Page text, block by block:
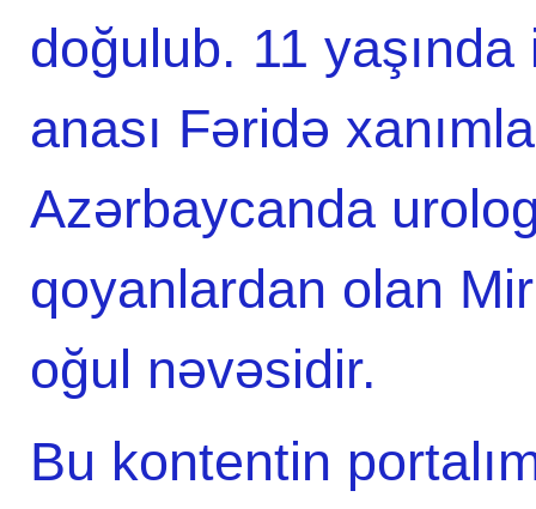
doğulub. 11
anası Fəridə
Azərbaycanda
qoyanlardan olan
oğul nəvəsidir.
Bu kontentin